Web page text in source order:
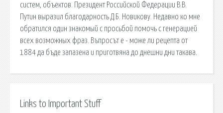
систем, объектов. Президент Российской Федерации В.В.
Путин выразил благодарность Д.Б. Новикову. Недавно ко мне
обратился один знакомый с просьбой помочь с генерацией
всех возможных фраз. Въпросът е - може ли рецепта от
1884 да бъде запазена и приготвяна до днешни дни такава.
Links to Important Stuff